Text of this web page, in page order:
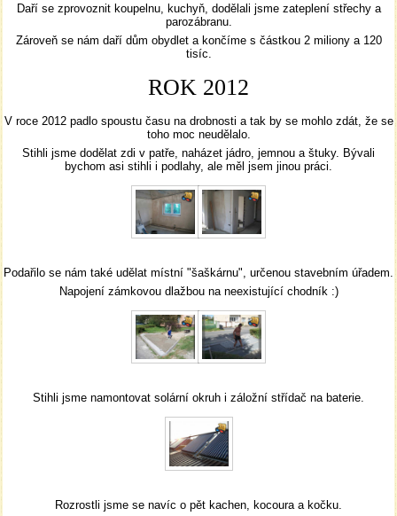
Daří se zprovoznit koupelnu, kuchyň, dodělali jsme zateplení střechy a
parozábranu.
Zároveň se nám daří dům obydlet a končíme s částkou 2 miliony a 120
tisíc.
ROK 2012
V roce 2012 padlo spoustu času na drobnosti a tak by se mohlo zdát, že se
toho moc neudělalo.
Stihli jsme dodělat zdi v patře, naházet jádro, jemnou a štuky. Bývali
bychom asi stihli i podlahy, ale měl jsem jinou práci.
Podařilo se nám také udělat místní "šaškárnu", určenou stavebním úřadem.
Napojení zámkovou dlažbou na neexistující chodník :)
Stihli jsme namontovat solární okruh i záložní střídač na baterie.
Rozrostli jsme se navíc o pět kachen, kocoura a kočku.